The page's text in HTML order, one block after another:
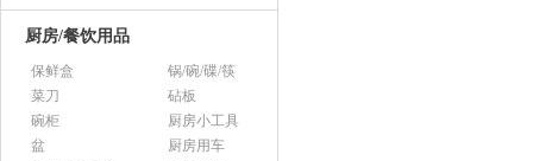
厨房/餐饮用品
保鲜盒
锅/碗/碟/筷
菜刀
砧板
碗柜
厨房小工具
盆
厨房用车